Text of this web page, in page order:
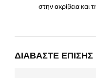
στην ακρίβεια και
ΔΙΑΒΆΣΤΕ ΕΠΊΣΗΣ